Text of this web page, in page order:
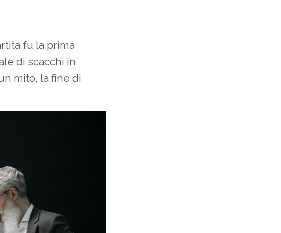
fu la prima
di scacchi in
mito, la fine di